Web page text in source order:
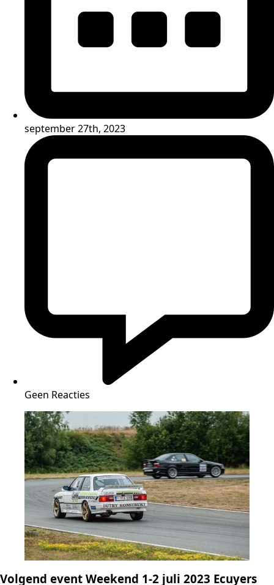
september 27th, 2023
Geen Reacties
Volgend event Weekend 1-2 juli 2023 Ecuyers